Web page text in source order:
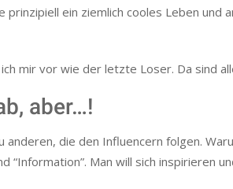
prinzipiell ein ziemlich cooles Leben
mir vor wie der letzte Loser. Da sind
aber…!
die den Influencern folgen.
“Information”. Man will sich inspirieren